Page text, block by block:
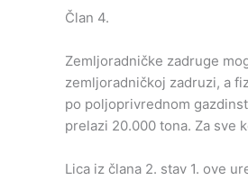
Član 4.
Zemljoradničke zadruge
zemljoradničkoj zadruzi, a
po poljoprivrednom
prelazi 20.000 tona. Za sve
Lica iz člana 2. stav 1. ove